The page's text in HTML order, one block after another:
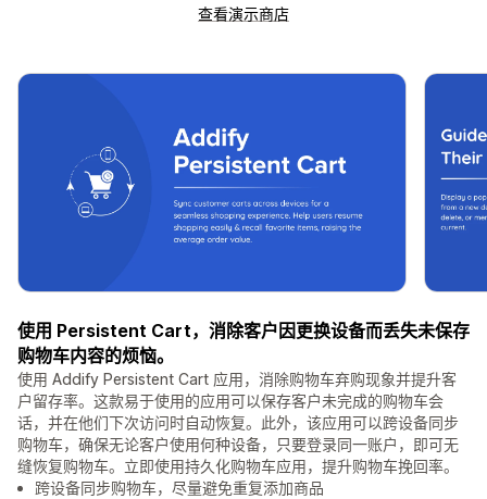
查看演示商店
使用 Persistent Cart，消除客户因更换设备而丢失未保存
购物车内容的烦恼。
使用 Addify Persistent Cart 应用，消除购物车弃购现象并提升客
户留存率。这款易于使用的应用可以保存客户未完成的购物车会
话，并在他们下次访问时自动恢复。此外，该应用可以跨设备同步
购物车，确保无论客户使用何种设备，只要登录同一账户，即可无
缝恢复购物车。立即使用持久化购物车应用，提升购物车挽回率。
跨设备同步购物车，尽量避免重复添加商品